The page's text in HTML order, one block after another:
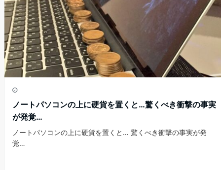
k
ノートパソコンの上に硬貨を置くと…驚くべき衝撃の事実
が発覚…
ノートパソコンの上に硬貨を置くと… 驚くべき衝撃の事実が発
覚…